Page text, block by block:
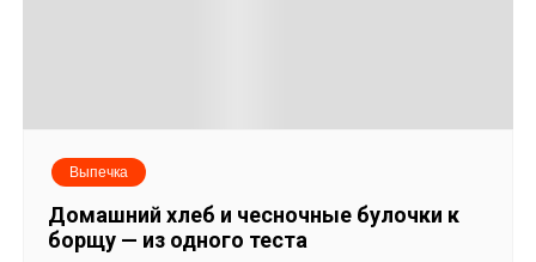
Выпечка
Домашний хлеб и чесночные булочки к
борщу — из одного теста